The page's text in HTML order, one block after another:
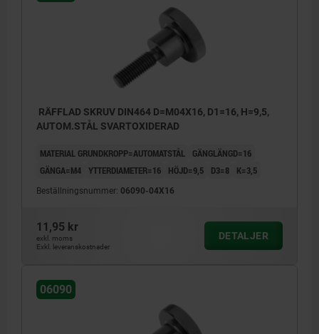
RÄFFLAD SKRUV DIN464 D=M04X16, D1=16, H=9,5,
AUTOM.STÅL SVARTOXIDERAD
MATERIAL GRUNDKROPP=AUTOMATSTÅL
GÄNGLÄNGD=16
GÄNGA=M4 YTTERDIAMETER=16 HÖJD=9,5 D3=8 K=3,5
Beställningsnummer: 06090-04X16
11,95 kr
exkl. moms
Exkl. leveranskostnader
DETALJER
06090